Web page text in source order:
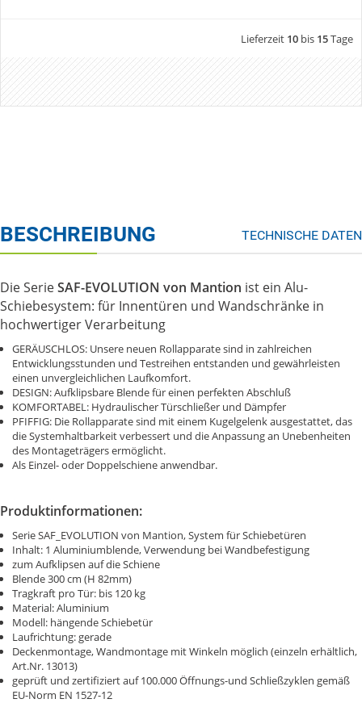
Lieferzeit 10 bis 15Tage
BESCHREIBUNG TECHNISCHE DATEN
Die SerieSAF-EVOLUTION von Mantion ist ein Alu-
Schiebesystem: für Innentüren und Wandschränke in
hochwertiger Verarbeitung
GERÄUSCHLOS: Unsere neuen Rollapparate sind in zahlreichen
Entwicklungsstunden und Testreihen entstanden und gewährleisten
einen unvergleichlichen Laufkomfort.
DESIGN: Aufklipsbare Blende für einen perfekten Abschluß
KOMFORTABEL: Hydraulischer Türschließer und Dämpfer
PFIFFIG: Die Rollapparate sind mit einem Kugelgelenk ausgestattet, das
die Systemhaltbarkeit verbessert und die Anpassung an Unebenheiten
des Montageträgers ermöglicht.
Als Einzel- oder Doppelschiene anwendbar.
Produktinformationen:
Serie SAF_EVOLUTION von Mantion, System für Schiebetüren
Inhalt: 1 Aluminiumblende, Verwendung bei Wandbefestigung
zum Aufklipsen auf die Schiene
Blende 300 cm (H 82mm)
Tragkraft pro Tür: bis 120 kg
Material: Aluminium
Modell: hängende Schiebetür
Laufrichtung: gerade
Deckenmontage, Wandmontage mit Winkeln möglich (einzeln erhältlich,
Art.Nr. 13013)
geprüft und zertifiziert auf 100.000 Öffnungs-und Schließzyklen gemäß
EU-Norm EN 1527-12